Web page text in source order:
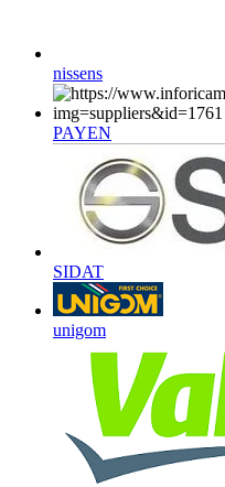
nissens
PAYEN
SIDAT
unigom